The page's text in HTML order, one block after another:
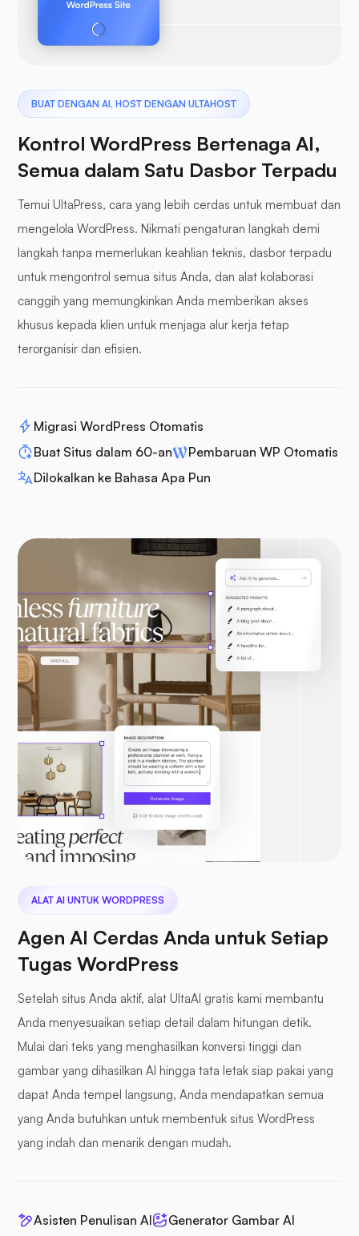
BUAT DENGAN AI, HOST DENGAN ULTAHOST
Kontrol WordPress Bertenaga AI,
Semua dalam Satu Dasbor Terpadu
Temui UltaPress, cara yang lebih cerdas untuk membuat dan
mengelola WordPress. Nikmati pengaturan langkah demi
langkah tanpa memerlukan keahlian teknis, dasbor terpadu
untuk mengontrol semua situs Anda, dan alat kolaborasi
canggih yang memungkinkan Anda memberikan akses
khusus kepada klien untuk menjaga alur kerja tetap
terorganisir dan efisien.
Migrasi WordPress Otomatis
Buat Situs dalam 60-an
Pembaruan WP Otomatis
Dilokalkan ke Bahasa Apa Pun
ALAT AI UNTUK WORDPRESS
Agen AI Cerdas Anda untuk Setiap
Tugas WordPress
Setelah situs Anda aktif, alat UltaAI gratis kami membantu
Anda menyesuaikan setiap detail dalam hitungan detik.
Mulai dari teks yang menghasilkan konversi tinggi dan
gambar yang dihasilkan AI hingga tata letak siap pakai yang
dapat Anda tempel langsung, Anda mendapatkan semua
yang Anda butuhkan untuk membentuk situs WordPress
yang indah dan menarik dengan mudah.
Asisten Penulisan AI
Generator Gambar AI